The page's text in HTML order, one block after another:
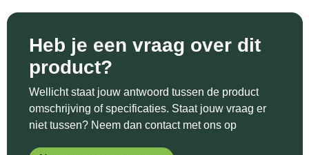
Veiligheid, Auto en Fiets
Vrije tijd en Strand
Waterflesjes
Opbergtassen
Opvouwbare tassen
Papieren tassen
T-Shirts
Veiligheidssignalering en Verlichting
Heb je een vraag over dit
product?
Wellicht staat jouw antwoord tussen de product
omschrijving of specificaties. Staat jouw vraag er
niet tussen? Neem dan contact met ons op